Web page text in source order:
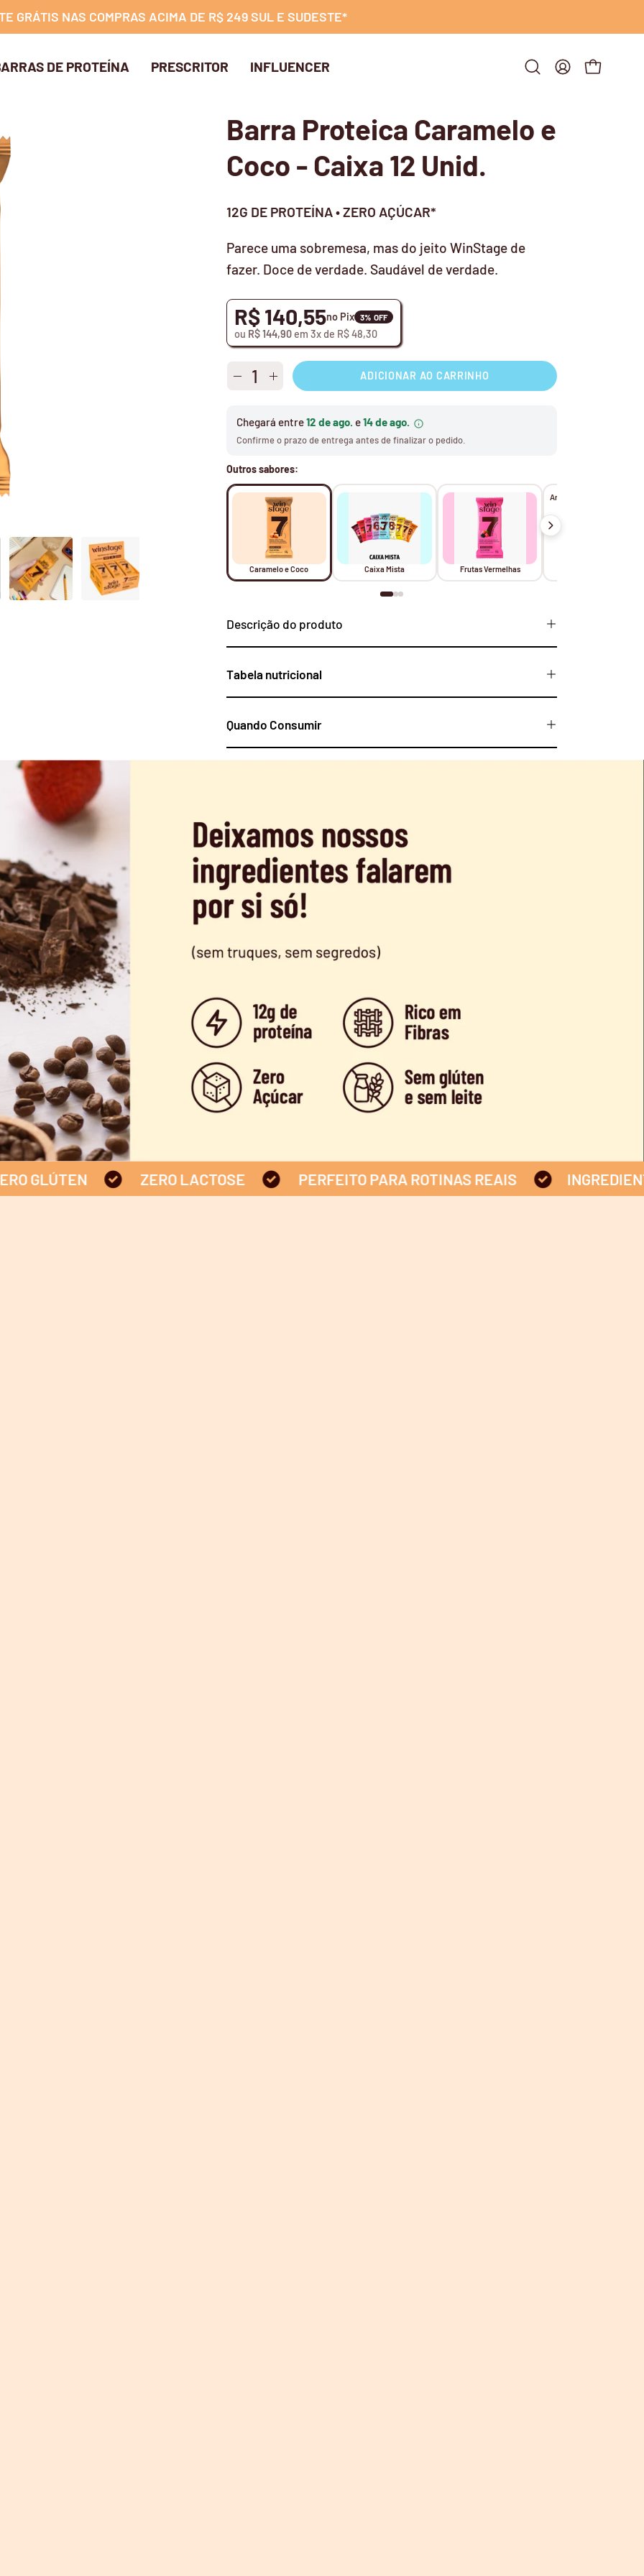
GRÁTIS NAS COMPRAS ACIMA DE R$ 249 SUL E SUDESTE*
DE PROTEÍNA PRESCRITOR INFLUENCER
Abrir
MINHA
CARRINHO
Barra Proteica Caramelo e
Coco - Caixa 12 Unid.
12G DE PROTEÍNA • ZERO AÇÚCAR*
Parece uma sobremesa, mas do jeito WinStage de
fazer. Doce de verdade. Saudável de verdade.
R$ 140,55no Pix 3% OFF
ou R$ 144,90em 3x de R$ 48,30
Quantidade
DiminuirAumentar
quantidade
ADICIONAR AO CARRINHO
Chegará entre12 de ago. e14 de ago.
Confirme o prazo de entrega antes de finalizar o pedido.
Outros sabores:
Caramelo e Coco Caixa Mista Frutas Vermelhas
Amendoim com Chocolate
Descrição do produto
Tabela nutricional
Quando Consumir
ZERO LACTOSE PERFEITO PARA ROTINAS REAIS INGREDIENTES